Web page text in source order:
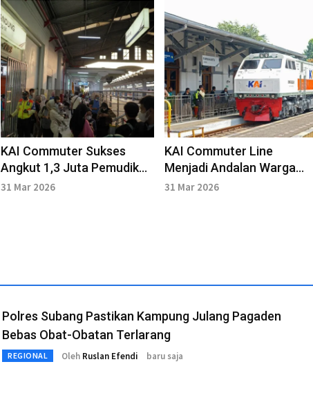
KAI Commuter Sukses
Angkut 1,3 Juta Pemudik
Lebaran
31 Mar 2026
KAI Commuter Line
Menjadi Andalan Warga
Area Bandung
31 Mar 2026
Polres Subang Pastikan Kampung Julang Pagaden
Bebas Obat-Obatan Terlarang
REGIONAL Oleh Ruslan Efendi baru saja